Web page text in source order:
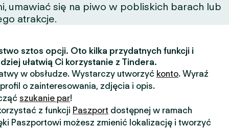
umawiać się na piwo w pobliskich barach lub
atrakcje.
sztos opcji. Oto kilka przydatnych funkcji i
ułatwią Ci korzystanie z Tindera.
w obsłudze. Wystarczy utworzyć konto. Wyraź
o zainteresowania, zdjęcia i opis.
szukanie par!
z funkcji Paszport dostępnej w ramach
Paszportowi możesz zmienić lokalizację i tworzyć